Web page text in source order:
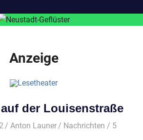
Anzeige
der Louisenstraße
Anton Launer Nachrichten / 5